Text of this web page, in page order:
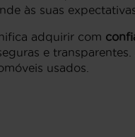
às suas
adquirir com
e
usados.